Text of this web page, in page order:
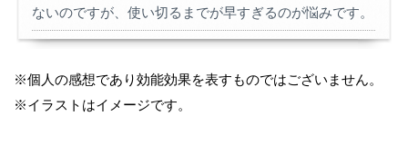
ないのですが、使い切るまでが早すぎるのが悩みです。
※個人の感想であり効能効果を表すものではございません。
※イラストはイメージです。